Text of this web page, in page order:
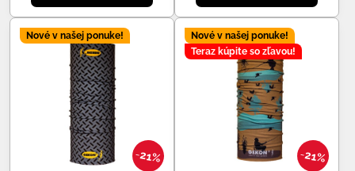
21%
Nové v našej ponuke!
21%
Nové v našej ponuke!
Teraz kúpite so zľavou!